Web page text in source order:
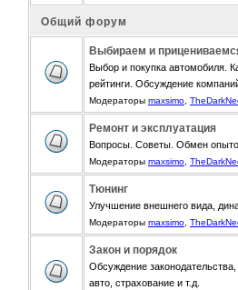
Общий форум
Выбираем и
Выбор и покупка автомобиля.
рейтинги. Обсуждение
Модераторы maxsimo
Ремонт и эксплуатация
Вопросы. Советы. Обмен
Модераторы maxsimo
Тюнинг
Улучшение внешнего вида,
Модераторы maxsimo
Закон и порядок
Обсуждение
авто, страхование и т.д.